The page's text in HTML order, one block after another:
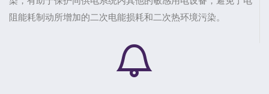
阻能耗制动所增加的二次电能损耗和二次热环境污染。